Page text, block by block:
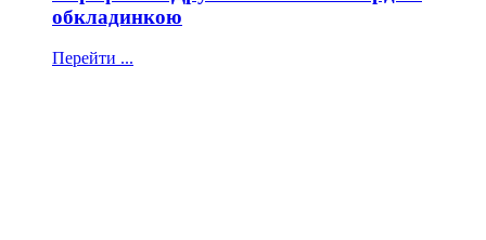
обкладинкою
Перейти ...